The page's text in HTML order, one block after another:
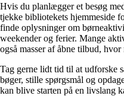
Hvis du planlægger et besøg
tjekke bibliotekets hjemmeside
finde oplysninger om
weekender og ferier. Mange
også masser af åbne tilbud,
Tag gerne lidt tid til at udforske
bøger, stille spørgsmål og
kan blive starten på en